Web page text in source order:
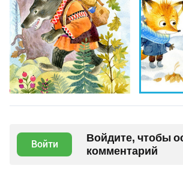
Войти
Войдите, чтобы
комментарий